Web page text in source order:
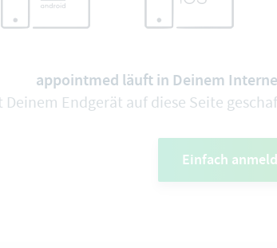
appointmed läuft in Deinem
Deinem Endgerät auf diese Seite
Einfach